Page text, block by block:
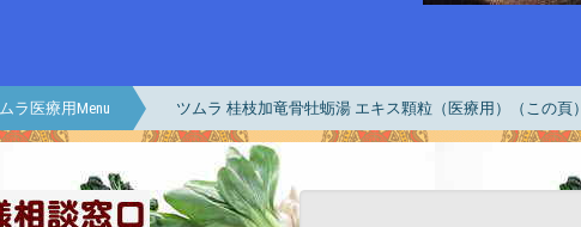
ラ医療用Menu ツムラ 桂枝加竜骨牡蛎湯 エキス顆粒（医療用）（この頁）